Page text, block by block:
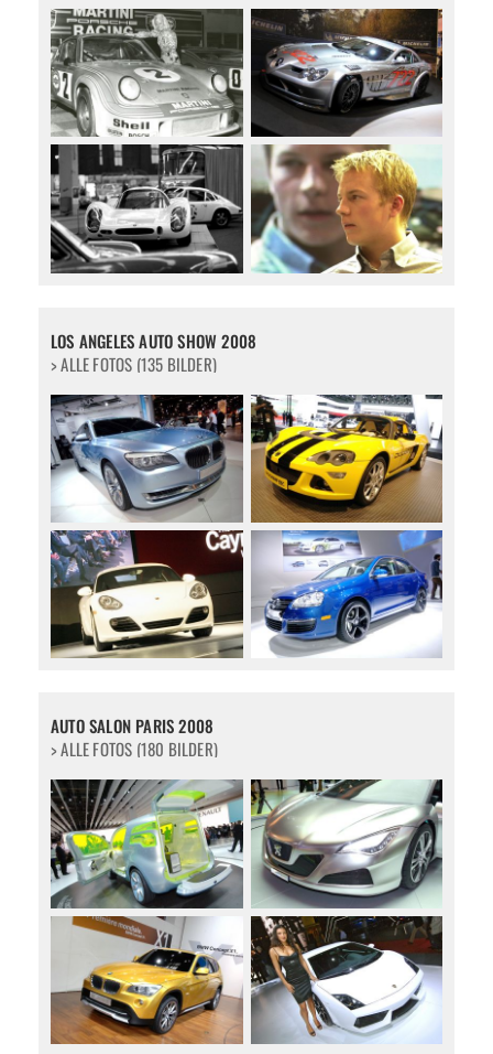
LOS ANGELES AUTO SHOW 2008
> ALLE FOTOS (135 BILDER)
AUTO SALON PARIS 2008
> ALLE FOTOS (180 BILDER)